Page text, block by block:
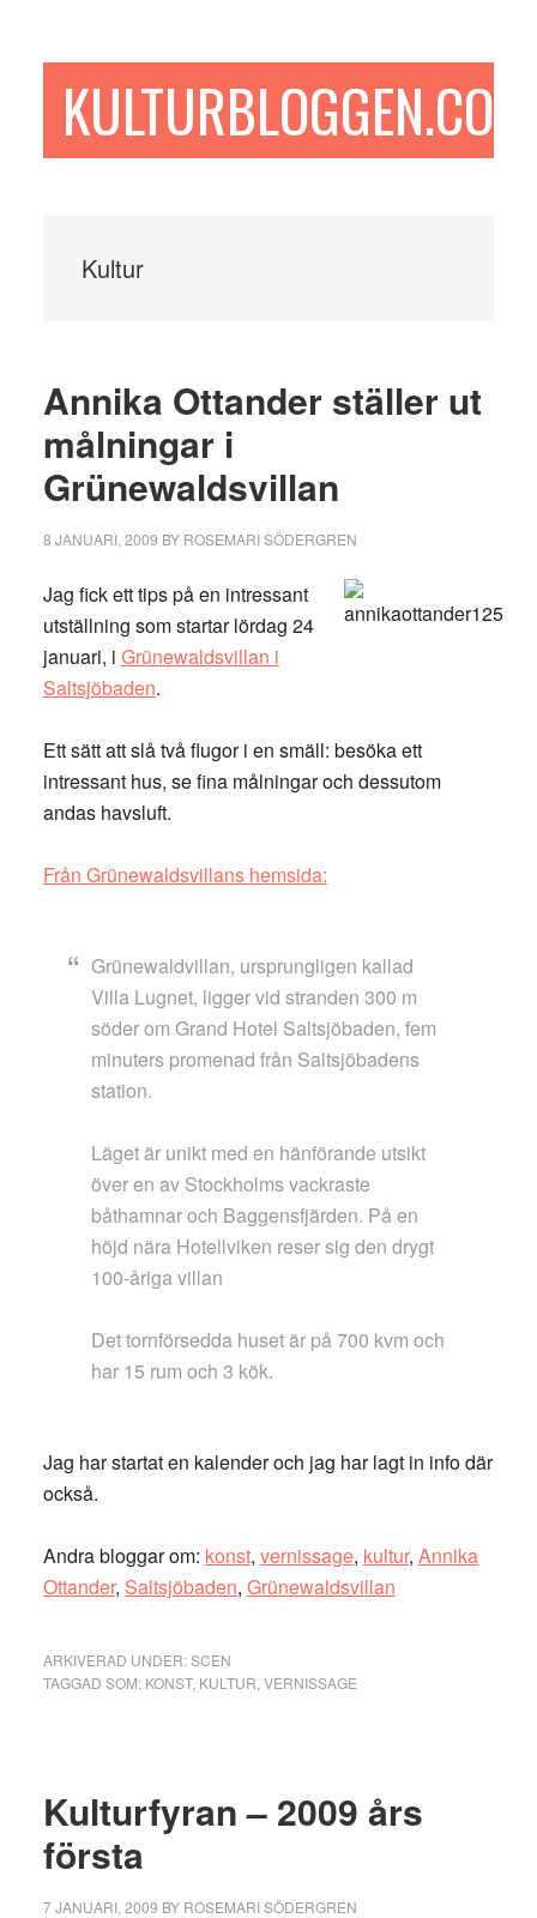
sidofältetKULTURBLOGGEN.COM
Kultur
Annika Ottander ställer ut
målningar i
Grünewaldsvillan
8 JANUARI, 2009 BY ROSEMARI SÖDERGREN
Jag fick ett tips på en intressant
utställning som startar lördag 24
januari, i Grünewaldsvillan i
Saltsjöbaden.
Ett sätt att slå två flugor i en smäll: besöka ett
intressant hus, se fina målningar och dessutom
andas havsluft.
Från Grünewaldsvillans hemsida:
Grünewaldvillan, ursprungligen kallad
Villa Lugnet, ligger vid stranden 300 m
söder om Grand Hotel Saltsjöbaden, fem
minuters promenad från Saltsjöbadens
station.
Läget är unikt med en hänförande utsikt
över en av Stockholms vackraste
båthamnar och Baggensfjärden. På en
höjd nära Hotellviken reser sig den drygt
100-åriga villan
Det tornförsedda huset är på 700 kvm och
har 15 rum och 3 kök.
Jag har startat en kalender och jag har lagt in info där
också.
Andra bloggar om: konst, vernissage, kultur, Annika
Ottander, Saltsjöbaden, Grünewaldsvillan
ARKIVERAD UNDER:SCEN
TAGGAD SOM: KONST, KULTUR VERNISSAGE
Kulturfyran – 2009 års
första
7 JANUARI, 2009 BY ROSEMARI SÖDERGREN